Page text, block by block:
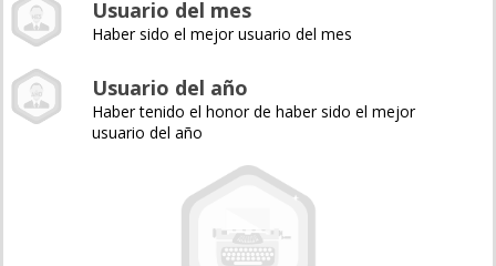
Usuario del mes
Haber sido el mejor usuario del mes
Usuario del año
Haber tenido el honor de haber sido el mejor
usuario del año